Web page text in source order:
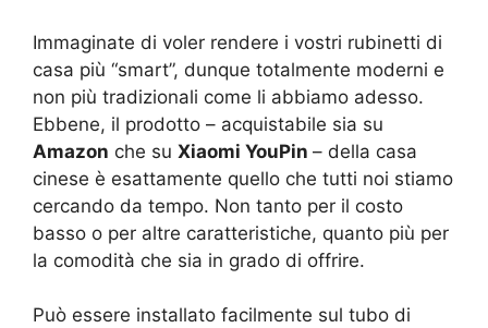
Immaginate di voler rendere i vostri rubinetti di
casa più “smart”, dunque totalmente moderni e
non più tradizionali come li abbiamo adesso.
Ebbene, il prodotto – acquistabile sia su
Amazon che su Xiaomi YouPin – della casa
cinese è esattamente quello che tutti noi stiamo
cercando da tempo. Non tanto per il costo
basso o per altre caratteristiche, quanto più per
la comodità che sia in grado di offrire.
Può essere installato facilmente sul tubo di